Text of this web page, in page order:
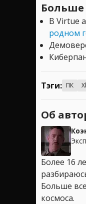
Больше
В Virtue
родном
Тэги: ПК
Об
Более 16
Больше
космоса.